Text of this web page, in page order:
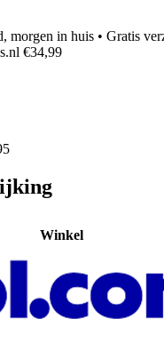
morgen in huis • Gratis
€34,99
Winkel